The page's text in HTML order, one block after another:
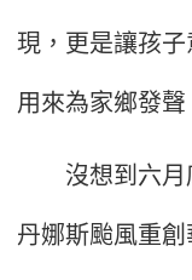
現，更是讓孩
用來為家鄉發聲
沒想到六月
丹娜斯颱風重